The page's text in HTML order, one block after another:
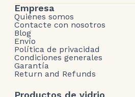
Empresa
Quiénes somos
Contacte con nosotros
Blog
Envío
Política de privacidad
Condiciones generales
Garantía
Return and Refunds
Productos de vidrio